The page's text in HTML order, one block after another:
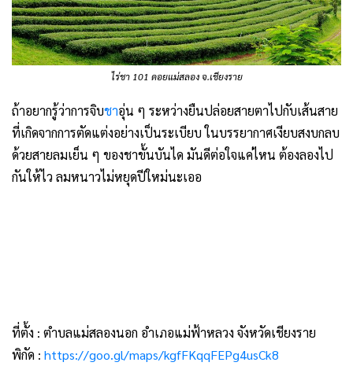
ไร่ชา 101 ดอยแม่สลอง จ.เชียงราย
ถ้าอยากรู้ว่าการจิบชาอุ่น ๆ ระหว่างยืนปล่อยสายตาไปกับเส้นสาย
ที่เกิดจากการตัดแต่งอย่างเป็นระเบียบ ในบรรยากาศเงียบสงบกลบ
ด้วยสายลมเย็น ๆ ของชาขั้นบันได มันดีต่อใจแค่ไหน ต้องลองไป
กันให้ไว ลมหนาวไม่หยุดปีใหม่นะเออ
ที่ตั้ง : ตำบลแม่สลองนอก อำเภอแม่ฟ้าหลวง จังหวัดเชียงราย
พิกัด : https://goo.gl/maps/kgfFKqqFEPg4usCk8